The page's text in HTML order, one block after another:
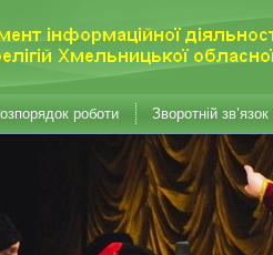
роботи Зворотній зв’язок